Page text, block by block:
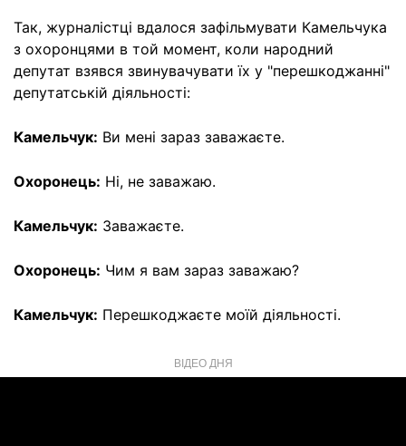
Так, журналістці вдалося зафільмувати Камельчука
з охоронцями в той момент, коли народний
депутат взявся звинувачувати їх у "перешкоджанні"
депутатській діяльності:
Камельчук: Ви мені зараз заважаєте.
Охоронець: Ні, не заважаю.
Камельчук: Заважаєте.
Охоронець: Чим я вам зараз заважаю?
Камельчук: Перешкоджаєте моїй діяльності.
ВІДЕО ДНЯ